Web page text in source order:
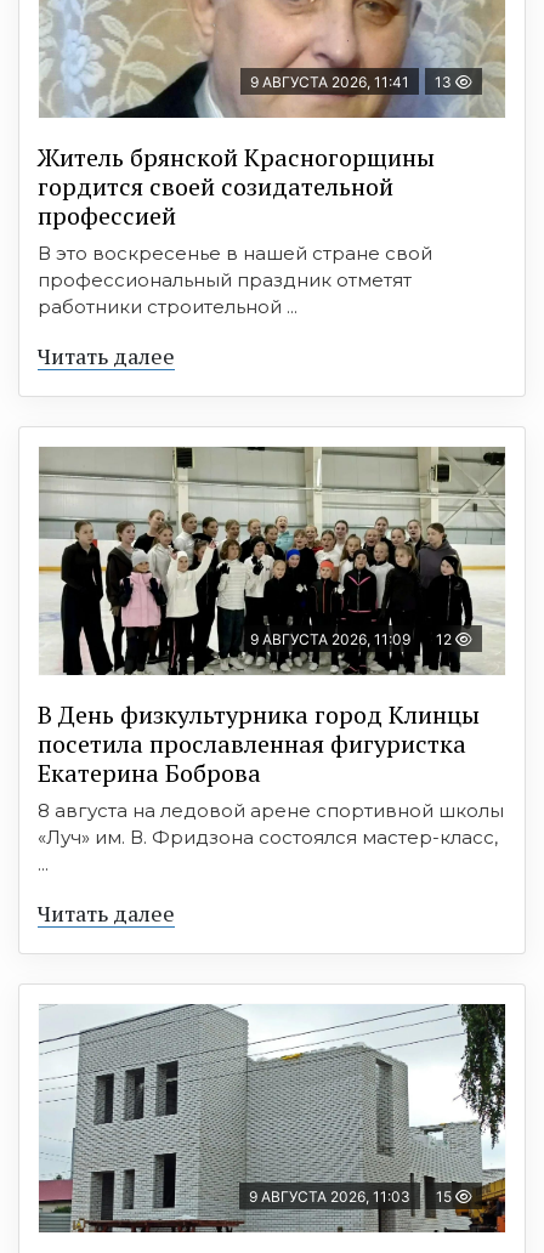
9 АВГУСТА 2026, 11:41 13
Житель брянской Красногорщины
гордится своей созидательной
профессией
В это воскресенье в нашей стране свой
профессиональный праздник отметят
работники строительной ...
Читать далее
9 АВГУСТА 2026, 11:09 12
В День физкультурника город Клинцы
посетила прославленная фигуристка
Екатерина Боброва
8 августа на ледовой арене спортивной школы
«Луч» им. В. Фридзона состоялся мастер-класс,
...
Читать далее
9 АВГУСТА 2026, 11:03 15